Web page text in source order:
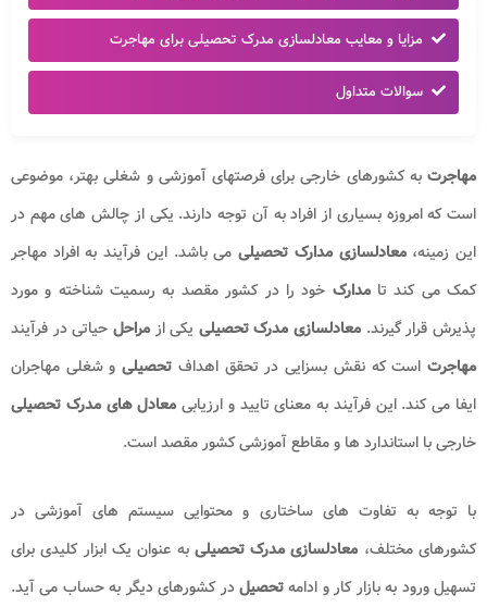
مزایا و معایب معادلسازی مدرک تحصیلی برای مهاجرت
سوالات متداول
مهاجرتبه کشورهای خارجی برای فرصتهای آموزشی و شغلی بهتر، موضوعی
است که امروزه بسیاری از افراد به آن توجه دارند. یکی از چالش های مهم در
این زمینه،معادلسازی مدارک تحصیلیمی باشد. این فرآیند به افراد مهاجر
کمک می کند تامدارک خود را در کشور مقصد به رسمیت شناخته و مورد
پذیرش قرار گیرند. معادلسازی مدرک تحصیلی یکی ازمراحل حیاتی در فرآیند
مهاجرت است که نقش بسزایی در تحقق اهداف تحصیلی و شغلی مهاجران
ایفا می‌ کند. این فرآیند به معنای تایید و ارزیابی معادل ‌های مدرک تحصیلی
خارجی با استاندارد ها و مقاطع آموزشی کشور مقصد است.
با توجه به تفاوت‌ های ساختاری و محتوایی سیستم ‌های آموزشی در
کشورهای مختلف، معادلسازی مدرک تحصیلی به عنوان یک ابزار کلیدی برای
تسهیل ورود به بازار کار و ادامهتحصیلدر کشورهای دیگر به حساب می ‌آید.